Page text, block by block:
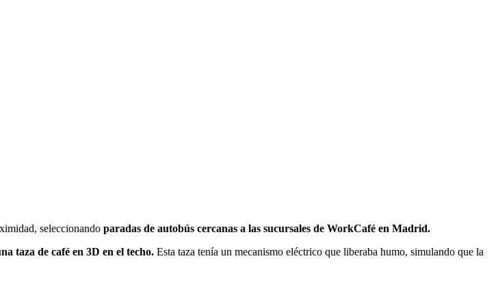
seleccionando paradas de autobús cercanas a las sucursales de WorkCafé en Madrid.
taza de café en 3D en el techo. Esta taza tenía un mecanismo eléctrico que liberaba humo, simulando que la